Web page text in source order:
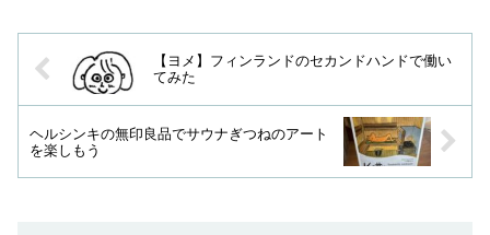
【ヨメ】フィンランドのセカンドハンドで働い
てみた
ヘルシンキの無印良品でサウナぎつねのアート
を楽しもう